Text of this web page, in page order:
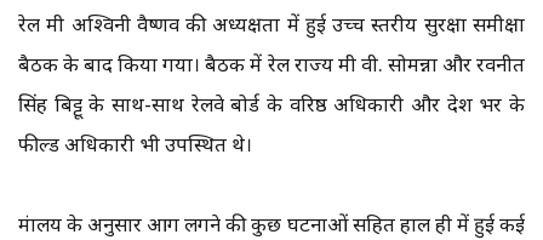
रेल मंत्री अश्विनी वैष्णव की अध्यक्षता में हुई उच्च स्तरीय सुरक्षा समीक्षा
बैठक के बाद किया गया। बैठक में रेल राज्य मंत्री वी. सोमन्ना और रवनीत
सिंह बिट्टू के साथ-साथ रेलवे बोर्ड के वरिष्ठ अधिकारी और देश भर के
फील्ड अधिकारी भी उपस्थित थे।
मंत्रालय के अनुसार आग लगने की कुछ घटनाओं सहित हाल ही में हुई कई